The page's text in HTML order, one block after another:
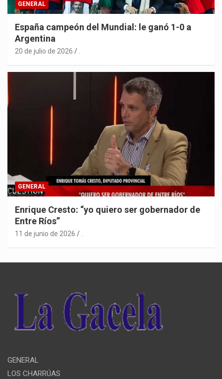
GENERAL
España campeón del Mundial: le ganó 1-0 a
Argentina
20 de julio de 2026
GENERAL
Enrique Cresto: “yo quiero ser gobernador de
Entre Ríos”
11 de junio de 2026
GENERAL
LOS CHARRÚAS